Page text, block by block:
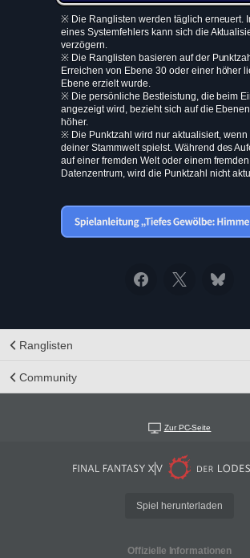
※ Die Ranglisten werden täglich erneuert.
eines Systemfehlers kann sich die
verzögern.
※ Die Ranglisten basieren auf der
Erreichen von Ebene 30 oder einer höher
Ebene erzielt wurde.
※ Die persönliche Bestleistung, die beim
angezeigt wird, bezieht sich auf die
höher.
※ Die Punktzahl wird nur aktualisiert, wenn
deiner Stammwelt spielst. Während des
auf einer fremden Welt oder einem fremden
Datenzentrum, wird die Punktzahl nicht
Ranglisten
Community
Zur PC-Seite
Spiel herunterladen
Offizielle Informationen